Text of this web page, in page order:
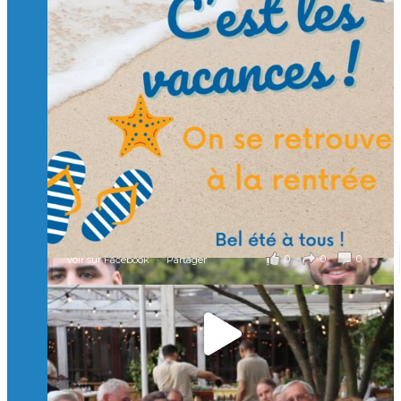
Charger plus Suivre sur Instagram
🙏 Soutenez l’Isep via la taxe d’apprentissage 2026
et contribuons ensemble à former les générations
d’ingénieurs de demain. 🙏
Merci à tous !
🎯 Taxe d’apprentissage 2026 : avec l'Isep, investissez pour
un numérique au service de l'humain !
À l’Isep, nous formons des ingénieurs, des bachelors, des
Mastères Spécialisés, qui allient excellence technologique et
valeurs humaines, au cœur de notre pro
...Voir plus
il y a 2 mois
0 0 0
Voir sur Facebook · Partager
🚀Afterwork à Genève 🚀
🥳 Le 22 avril dernier, 14 Alumni vivant / travaillant
en Suisse ont partagé un moment convivial de
retrouvailles et d'échanges !